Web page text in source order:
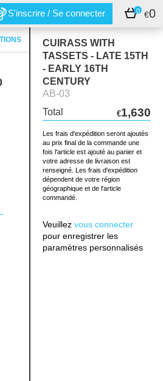
S'inscrire / Se connecter 0 €0
CUIRASS WITH
TASSETS - LATE 15TH
- EARLY 16TH
CENTURY
AB-03
Total
€1,630
Les frais d'expédition seront ajoutés
au prix final de la commande une
fois l'article est ajouté au panier et
votre adresse de livraison est
renseigné. Les frais d'expédition
dépendent de votre région
géographique et de l'article
commandé.
Veuillez vous connecter
pour enregistrer les
paramètres personnalisés